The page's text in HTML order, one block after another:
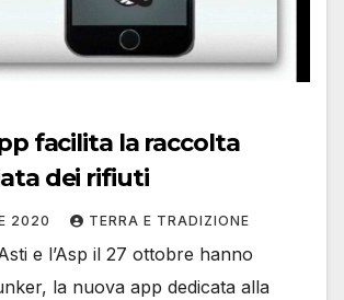
facilita la raccolta
dei rifiuti
2020 TERRA E TRADIZIONE
e l’Asp il 27 ottobre hanno
la nuova app dedicata alla